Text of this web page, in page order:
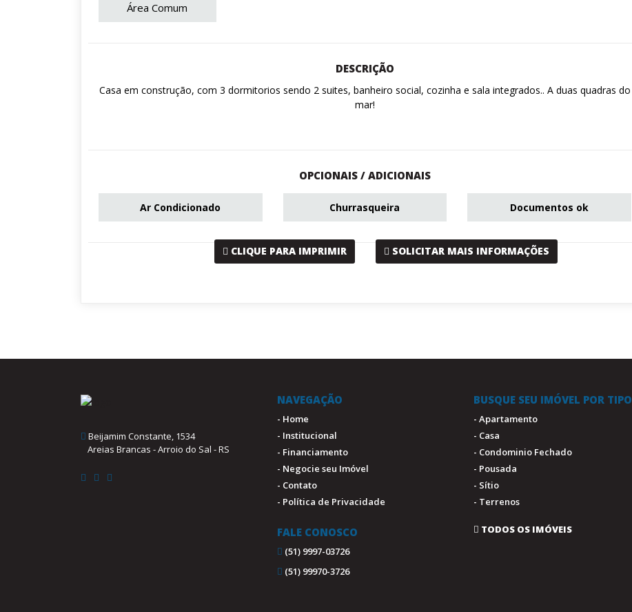
Área Comum
DESCRIÇÃO
Casa em construção, com 3 dormitorios sendo 2 suites, banheiro social, cozinha e sala integrados.. A duas quadras do
mar!
OPCIONAIS / ADICIONAIS
Ar Condicionado Churrasqueira Documentos ok
CLIQUE PARA IMPRIMIR SOLICITAR MAIS INFORMAÇÕES
Beijamim Constante, 1534
Areias Brancas - Arroio do Sal - RS
NAVEGAÇÃO
- Home
- Institucional
- Financiamento
- Negocie seu Imóvel
- Contato
- Política de Privacidade
FALE CONOSCO
(51) 9997-03726
(51) 99970-3726
BUSQUE SEU IMÓVEL POR TIPO
- Apartamento
- Casa
- Condominio Fechado
- Pousada
- Sítio
- Terrenos
TODOS OS IMÓVEIS